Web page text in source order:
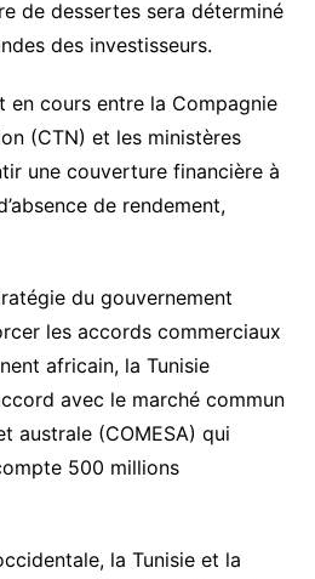
de dessertes sera déterminé
des investisseurs.
en cours entre la Compagnie
(CTN) et les ministères
une couverture financière à
de rendement,
du gouvernement
les accords commerciaux
africain, la Tunisie
avec le marché commun
australe (COMESA) qui
500 millions
la Tunisie et la